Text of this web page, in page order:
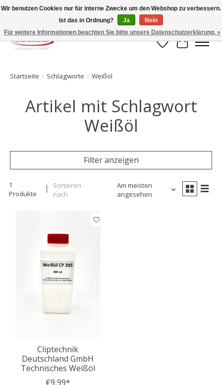
Ihr Onlineshop für Clipverschlusstechnik!
Wunschzettel
Ihr
Startseite / Schlagworte / Weißöl
Artikel mit Schlagwort
Weißöl
Filter anzeigen
1
Produkte
Sortieren
nach
Am meisten
angesehen
Cliptechnik
Deutschland GmbH
Technisches Weißöl
€9,99*
Wir benutzen Cookies nur für interne Zwecke um den Webshop zu verbessern.
Ist das in Ordnung?
Ja
Nein
Für weitere Informationen beachten Sie bitte unsere Datenschutzerklärung. »